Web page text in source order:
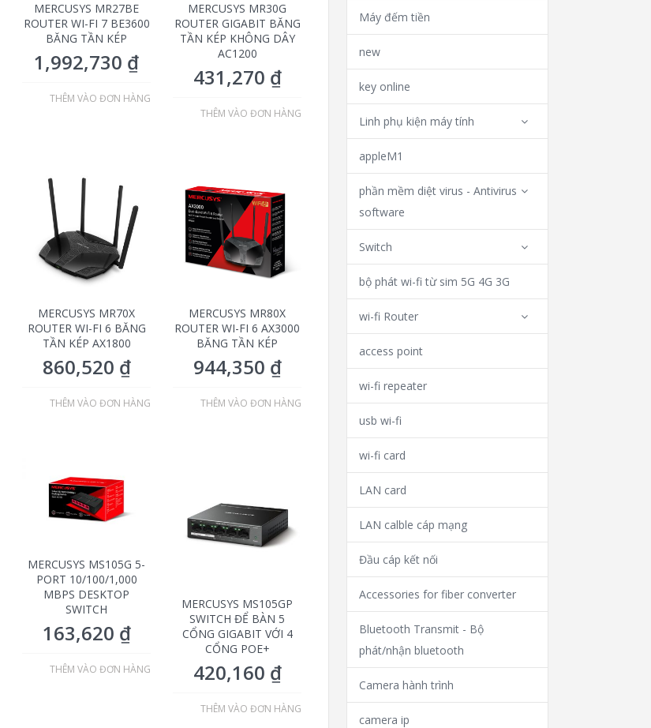
MERCUSYS MR27BE
ROUTER WI-FI 7 BE3600
BĂNG TẦN KÉP
1,992,730 ₫
THÊM VÀO ĐƠN HÀNG
MERCUSYS MR30G
ROUTER GIGABIT BĂNG
TẦN KÉP KHÔNG DÂY
AC1200
431,270 ₫
THÊM VÀO ĐƠN HÀNG
MERCUSYS MR70X
ROUTER WI-FI 6 BĂNG
TẦN KÉP AX1800
860,520 ₫
THÊM VÀO ĐƠN HÀNG
MERCUSYS MR80X
ROUTER WI-FI 6 AX3000
BĂNG TẦN KÉP
944,350 ₫
THÊM VÀO ĐƠN HÀNG
MERCUSYS MS105G 5-
PORT 10/100/1,000
MBPS DESKTOP
SWITCH
163,620 ₫
THÊM VÀO ĐƠN HÀNG
MERCUSYS MS105GP
SWITCH ĐỂ BÀN 5
CỔNG GIGABIT VỚI 4
CỔNG POE+
420,160 ₫
THÊM VÀO ĐƠN HÀNG
Máy đếm tiền
new
key online
Linh phụ kiện máy tính
appleM1
phần mềm diệt virus - Antivirus
software
Switch
bộ phát wi-fi từ sim 5G 4G 3G
wi-fi Router
access point
wi-fi repeater
usb wi-fi
wi-fi card
LAN card
LAN calble cáp mạng
Đầu cáp kết nối
Accessories for fiber converter
Bluetooth Transmit - Bộ
phát/nhận bluetooth
Camera hành trình
camera ip